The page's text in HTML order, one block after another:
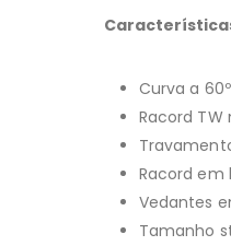
Curva a 60º
Racord
Racord em
Vedantes
Tamanho